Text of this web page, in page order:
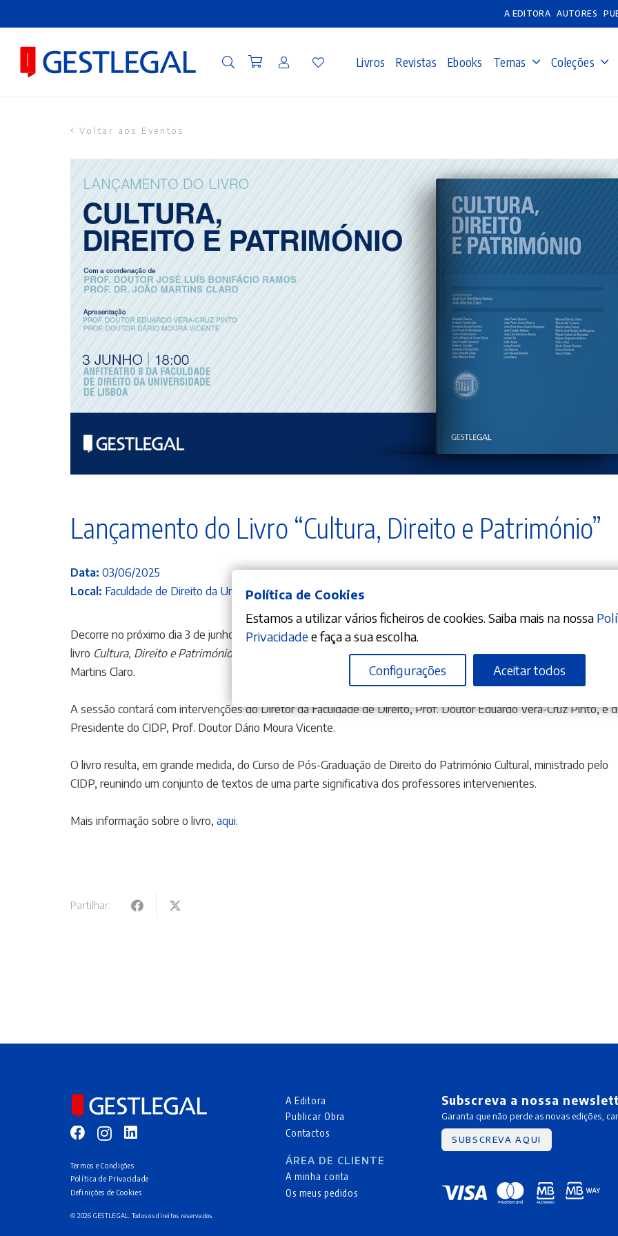
A EDITORA AUTORES
Livros Revistas Ebooks Temas Coleções
Voltar aos Eventos
Lançamento do Livro “Cultura, Direito e Património”
Data: 03/06/2025
Local: Faculdade de Direito da Universidade de Lisboa
Decorre no próximo dia 3 de junho, pelas 18h00, no Anfiteatro 8 da FDUL, a sessão pública de lançamento do
livro Cultura, Direito e Património , coordenado pelo Prof. Doutor José Luís Bonifácio Ramose pelo Prof. Dr. João
Martins Claro.
A sessão contará com intervenções do Diretor da Faculdade de Direito,Prof. Doutor Eduardo Vera-Cruz Pinto, e
Presidente do CIDP, Prof. Doutor Dário Moura Vicente.
O livro resulta, em grande medida, do Curso de Pós-Graduação de Direito do Património Cultural, ministrado pelo
CIDP, reunindo um conjunto de textos de uma parte significativa dos professores intervenientes.
Mais informação sobre o livro, aqui.
Partilhar:
Termos e Condições
Política de Privacidade
Definições de Cookies
© 2026 GESTLEGAL. Todos os direitos reservados.
A Editora
Publicar Obra
Contactos
ÁREA DE CLIENTE
A minha conta
Os meus pedidos
Subscreva a nossa
Garanta que não perde as novas edições,
SUBSCREVA AQUI
Política de Cookies
Estamos a utilizar vários ficheiros de cookies. Saiba mais na nossa
Privacidadee faça a sua escolha.
Configurações Aceitar todos